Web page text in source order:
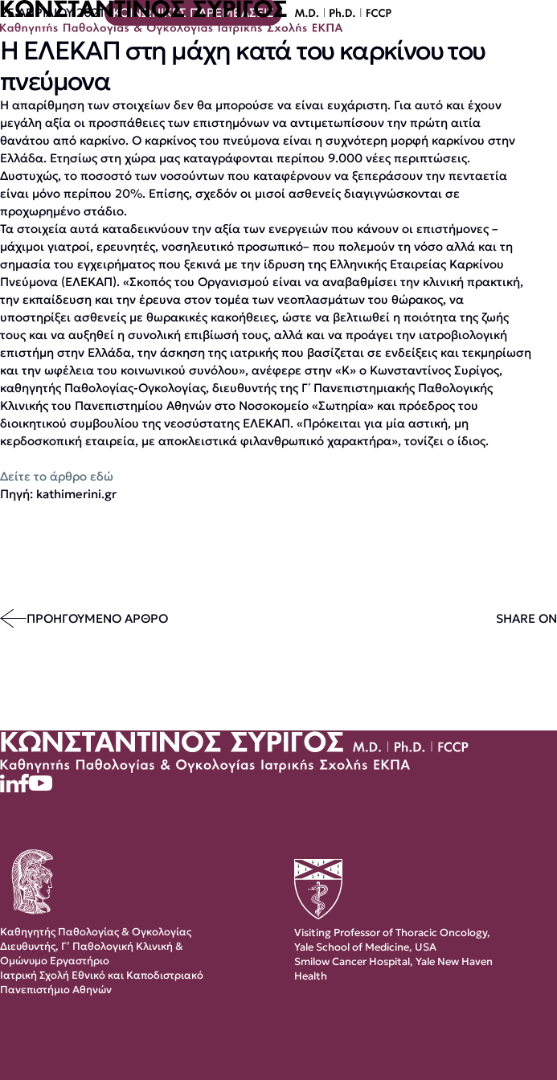
25 ΑΠΡΙΛΙΟΥ 2021 ΚΟΙΝΩΝΙΚΕΣ ΠΑΡΕΜΒΑΣΕΙΣ
Η ΕΛΕΚΑΠ στη μάχη κατά του καρκίνου του
πνεύμονα
Η απαρίθμηση των στοιχείων δεν θα μπορούσε να είναι ευχάριστη. Για αυτό και έχουν
μεγάλη αξία οι προσπάθειες των επιστημόνων να αντιμετωπίσουν την πρώτη αιτία
θανάτου από καρκίνο. Ο καρκίνος του πνεύμονα είναι η συχνότερη μορφή καρκίνου στην
Ελλάδα. Ετησίως στη χώρα μας καταγράφονται περίπου 9.000 νέες περιπτώσεις.
Δυστυχώς, το ποσοστό των νοσούντων που καταφέρνουν να ξεπεράσουν την πενταετία
είναι μόνο περίπου 20%. Επίσης, σχεδόν οι μισοί ασθενείς διαγιγνώσκονται σε
προχωρημένο στάδιο.
Τα στοιχεία αυτά καταδεικνύουν την αξία των ενεργειών που κάνουν οι επιστήμονες –
μάχιμοι γιατροί, ερευνητές, νοσηλευτικό προσωπικό– που πολεμούν τη νόσο αλλά και τη
σημασία του εγχειρήματος που ξεκινά με την ίδρυση της Ελληνικής Εταιρείας Καρκίνου
Πνεύμονα (ΕΛΕΚΑΠ). «Σκοπός του Οργανισμού είναι να αναβαθμίσει την κλινική πρακτική,
την εκπαίδευση και την έρευνα στον τομέα των νεοπλασμάτων του θώρακος, να
υποστηρίξει ασθενείς με θωρακικές κακοήθειες, ώστε να βελτιωθεί η ποιότητα της ζωής
τους και να αυξηθεί η συνολική επιβίωσή τους, αλλά και να προάγει την ιατροβιολογική
επιστήμη στην Ελλάδα, την άσκηση της ιατρικής που βασίζεται σε ενδείξεις και τεκμηρίωση
και την ωφέλεια του κοινωνικού συνόλου», ανέφερε στην «Κ» ο Κωνσταντίνος Συρίγος,
καθηγητής Παθολογίας-Ογκολογίας, διευθυντής της Γ΄ Πανεπιστημιακής Παθολογικής
Κλινικής του Πανεπιστημίου Αθηνών στο Νοσοκομείο «Σωτηρία» και πρόεδρος του
διοικητικού συμβουλίου της νεοσύστατης ΕΛΕΚΑΠ. «Πρόκειται για μία αστική, μη
κερδοσκοπική εταιρεία, με αποκλειστικά φιλανθρωπικό χαρακτήρα», τονίζει ο ίδιος.
Δείτε το άρθρο εδώ
Πηγή: kathimerini.gr
ΠΡΟΗΓΟΥΜΕΝΟ ΑΡΘΡΟ SHARE ON
Καθηγητής Παθολογίας & Ογκολογίας
Διευθυντής, Γ’ Παθολογική Κλινική &
Ομώνυμο Εργαστήριο
Ιατρική Σχολή Εθνικό και Καποδιστριακό
Πανεπιστήμιο Αθηνών
Visiting Professor of Thoracic Oncology,
Yale School of Medicine, USA
Smilow Cancer Hospital, Yale New Haven
Health